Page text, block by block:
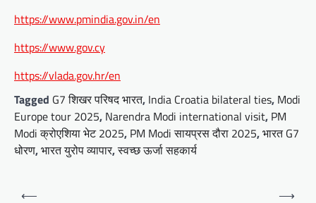
https://www.pmindia.gov.in/en
https://www.gov.cy
https://vlada.gov.hr/en
Tagged G7 शिखर परिषद भारत, India Croatia bilateral ties, Modi
Europe tour 2025, Narendra Modi international visit, PM
Modi क्रोएशिया भेट 2025, PM Modi सायप्रस दौरा 2025,भारत G7
धोरण,भारत युरोप व्यापार,स्वच्छ ऊर्जा सहकार्य
⟵ ⟶